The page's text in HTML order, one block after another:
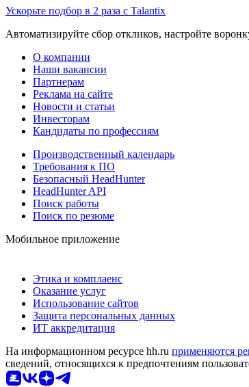
Ускорьте подбор в 2 раза с Talantix
Автоматизируйте сбор откликов, настройте
О компании
Наши вакансии
Партнерам
Реклама на сайте
Новости и статьи
Инвесторам
Кандидаты по профессиям
Производственный календарь
Требования к ПО
Безопасный HeadHunter
HeadHunter API
Поиск работы
Поиск по резюме
Мобильное приложение
Этика и комплаенс
Оказание услуг
Использование сайтов
Защита персональных данных
ИТ аккредитация
На информационном ресурсе hh.ru применяются
сведений, относящихся к предпочтениям